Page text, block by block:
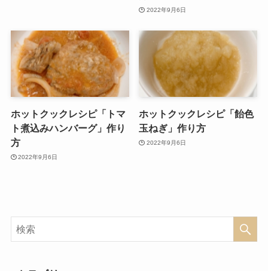
2022年9月6日
ホットクックレシピ「トマ
ト煮込みハンバーグ」作り
方
2022年9月6日
ホットクックレシピ「飴色
玉ねぎ」作り方
2022年9月6日